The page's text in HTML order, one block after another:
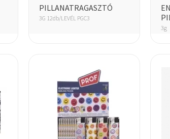
PILLANATRAGASZTÓ
3G 12db/LEVÉL PGC3
3g